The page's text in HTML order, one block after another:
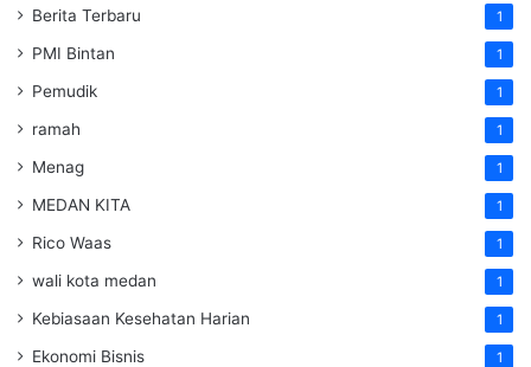
Berita Terbaru 1
PMI Bintan 1
Pemudik 1
ramah 1
Menag 1
MEDAN KITA 1
Rico Waas 1
wali kota medan 1
Kebiasaan Kesehatan Harian 1
Ekonomi Bisnis 1